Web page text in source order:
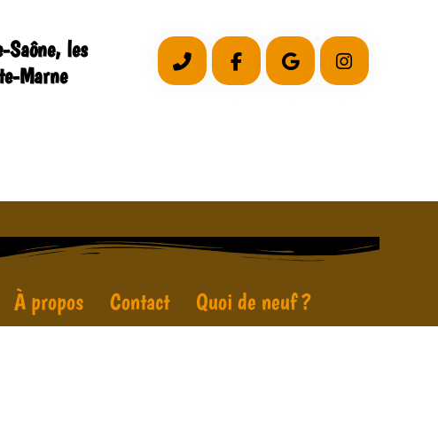
Saône, les
Marne
À propos Contact Quoi de neuf ?